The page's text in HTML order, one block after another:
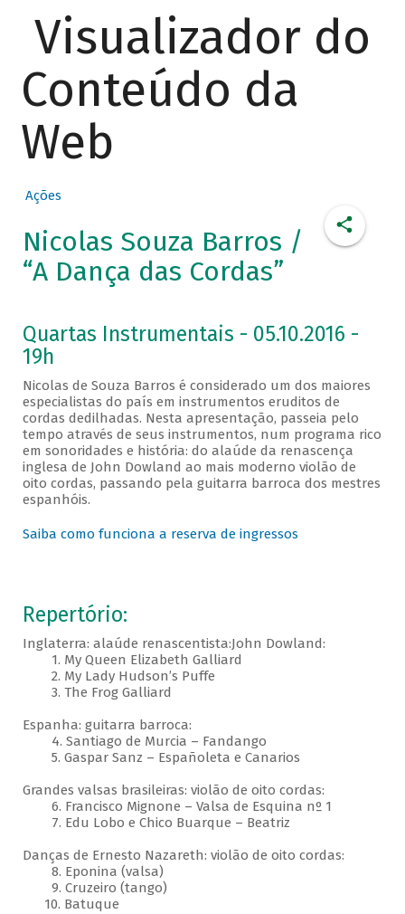
Visualizador do
Conteúdo da
Web
Ações
Nicolas Souza Barros /
“A Dança das Cordas”
Quartas Instrumentais - 05.10.2016 -
19h
Nicolas de Souza Barros é considerado um dos maiores
especialistas do país em instrumentos eruditos de
cordas dedilhadas. Nesta apresentação, passeia pelo
tempo através de seus instrumentos, num programa rico
em sonoridades e história: do alaúde da renascença
inglesa de John Dowland ao mais moderno violão de
oito cordas, passando pela guitarra barroca dos mestres
espanhóis.
Saiba como funciona a reserva de ingressos
Repertório:
Inglaterra: alaúde renascentista:John Dowland:
1. My Queen Elizabeth Galliard
2. My Lady Hudson’s Puffe
3. The Frog Galliard
Espanha: guitarra barroca:
4. Santiago de Murcia – Fandango
5. Gaspar Sanz – Españoleta e Canarios
Grandes valsas brasileiras: violão de oito cordas:
6. Francisco Mignone – Valsa de Esquina nº 1
7. Edu Lobo e Chico Buarque – Beatriz
Danças de Ernesto Nazareth: violão de oito cordas:
8. Eponina (valsa)
9. Cruzeiro (tango)
10. Batuque